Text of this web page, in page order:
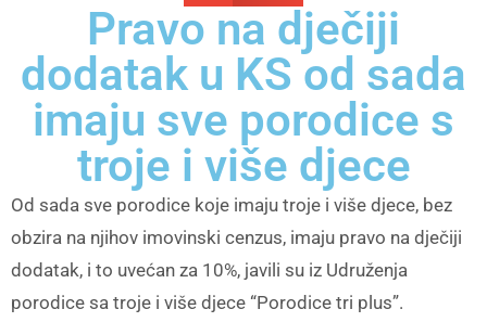
Pravo na dječiji
dodatak u KS od sada
imaju sve porodice s
troje i više djece
Od sada sve porodice koje imaju troje i više djece, bez
obzira na njihov imovinski cenzus, imaju pravo na dječiji
dodatak, i to uvećan za 10%, javili su iz Udruženja
porodice sa troje i više djece “Porodice tri plus”.